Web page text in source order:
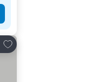
Adicionar aos favoritos